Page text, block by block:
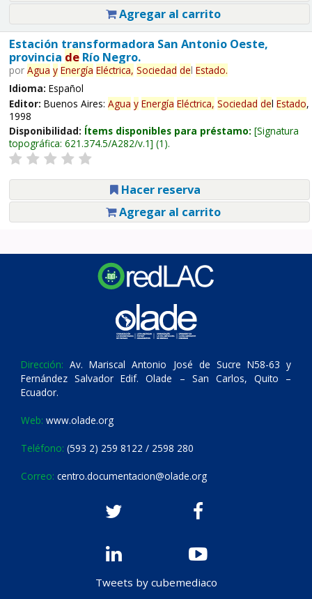
Agregar al carrito
Estación transformadora San Antonio Oeste,
provincia deRío Negro.
por Agua y Energía Eléctrica, Sociedad del Estado.
Idioma: Español
Editor: Buenos Aires: Agua y Energía Eléctrica, Sociedad del Estado,
1998
Disponibilidad: Ítems disponibles para préstamo: Signatura
topográfica: 621.374.5/A282/v.1 (1).
Hacer reserva
Agregar al carrito
Dirección: Av. Mariscal Antonio José de Sucre N58-63 y
Fernández Salvador Edif. Olade – San Carlos, Quito –
Ecuador.
Web: www.olade.org
Teléfono: (593 2) 259 8122 / 2598 280
Correo: centro.documentacion@olade.org
Tweets by cubemediaco